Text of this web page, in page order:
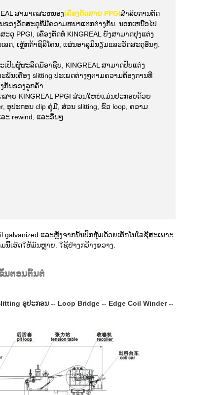
ສາມາດສະຫນອງເຄື່ອງຕັດສາຍ PPGIສໍາລັບການຕັດ
ຂອງວັດສະດຸທີ່ມີຄວາມຫນາແຕກຕ່າງກັນ. ນອກເຫນືອໄປ
ະດຸ PPGI, ເຄື່ອງຕັດທໍ່ KINGREAL ຍັງສາມາດປຸງແຕ່ງ
ລດ, ເຫຼັກກ້າຊິລິໂຄນ, ແຜ່ນອາລູມິນຽມແລະວັດສະດຸອື່ນໆ.
ເປັນຜູ້ຜະລິດມືອາຊີບ, KINGREAL ສາມາດປັບແຕ່ງ
ພັນເຄື່ອງ slitting ປະເພດຕ່າງໆຕາມຄວາມຕ້ອງການທີ່
ກັນຂອງລູກຄ້າ.
ສາຍ KINGREAL PPGI ສ່ວນໃຫຍ່ແມ່ນປະກອບດ້ວຍ
ອຸປະກອນ clip ຄູ່ມື, ສ່ວນ slitting, ຂົວ loop, ຄວາມ
ະ rewind, ແລະອື່ນໆ.
galvanized ແລະຫຼັງຈາກນັ້ນປົກຫຸ້ມດ້ວຍເຕັກໂນໂລຊີສະເພາະ
ເຮັດໃຫ້ມັນຫຼາຍ. ໃຊ້ຢ່າງກວ້າງຂວາງ.
ນຕອນຕົ້ນຕໍ
ອຸປະກອນ -- Loop Bridge -- Edge Coil Winder --